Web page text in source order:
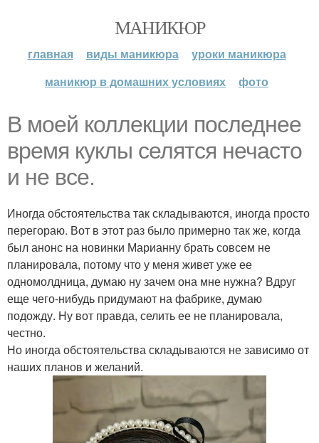
МАНИКЮР
главная виды маникюра
уроки маникюра
маникюр в домашних условиях
фото
В моей коллекции последнее
время куклы селятся нечасто
и не все.
Иногда обстоятельства так складываются, иногда просто
перегораю. Вот в этот раз было примерно так же, когда
был анонс на новинки Марианну брать совсем не
планировала, потому что у меня живет уже ее
одномолдница, думаю ну зачем она мне нужна? Вдруг
еще чего-нибудь придумают на фабрике, думаю
подожду. Ну вот правда, селить ее не планировала,
честно.
Но иногда обстоятельства складываются не зависимо от
наших планов и желаний.